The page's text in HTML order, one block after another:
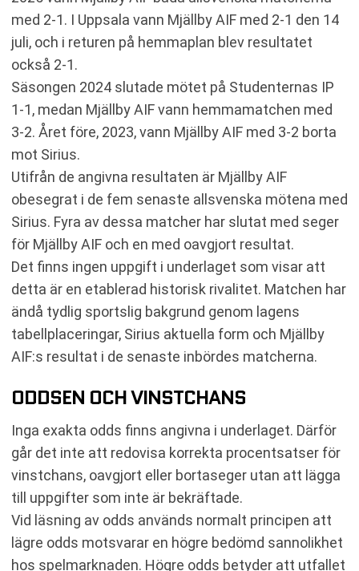
med 2-1. I Uppsala vann Mjällby AIF med 2-1 den 14
juli, och i returen på hemmaplan blev resultatet
också 2-1.
Säsongen 2024 slutade mötet på Studenternas IP
1-1, medan Mjällby AIF vann hemmamatchen med
3-2. Året före, 2023, vann Mjällby AIF med 3-2 borta
mot Sirius.
Utifrån de angivna resultaten är Mjällby AIF
obesegrat i de fem senaste allsvenska mötena med
Sirius. Fyra av dessa matcher har slutat med seger
för Mjällby AIF och en med oavgjort resultat.
Det finns ingen uppgift i underlaget som visar att
detta är en etablerad historisk rivalitet. Matchen har
ändå tydlig sportslig bakgrund genom lagens
tabellplaceringar, Sirius aktuella form och Mjällby
AIF:s resultat i de senaste inbördes matcherna.
ODDSEN OCH VINSTCHANS
Inga exakta odds finns angivna i underlaget. Därför
går det inte att redovisa korrekta procentsatser för
vinstchans, oavgjort eller bortaseger utan att lägga
till uppgifter som inte är bekräftade.
Vid läsning av odds används normalt principen att
lägre odds motsvarar en högre bedömd sannolikhet
hos spelmarknaden. Högre odds betyder att utfallet